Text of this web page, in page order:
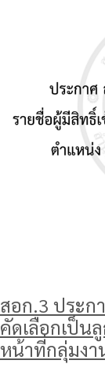
สอก.3 ประก
คัดเลือกเป็น
หน้าที่กลุ่มง